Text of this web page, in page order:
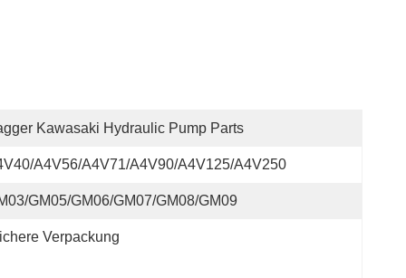
Kawasaki Hydraulic Pump Parts
A4V56/A4V71/A4V90/A4V125/A4V250
GM05/GM06/GM07/GM08/GM09
Verpackung